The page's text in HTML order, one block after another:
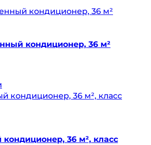
кондиционер, 36 м²
36 м², класс